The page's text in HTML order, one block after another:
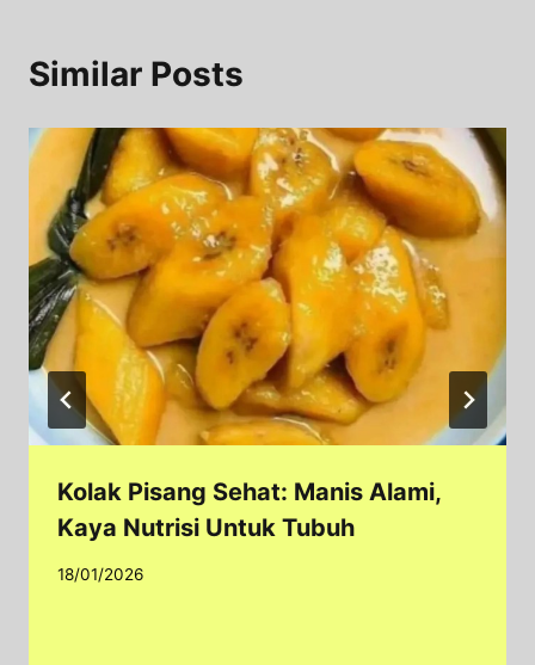
Similar Posts
Kolak Pisang Sehat: Manis Alami,
Kaya Nutrisi Untuk Tubuh
18/01/2026